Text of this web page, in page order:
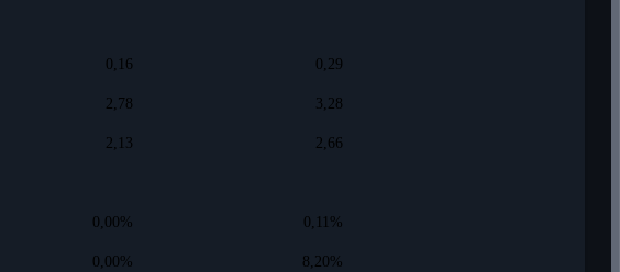
0,16 0,29
2,78 3,28
2,13 2,66
0,00% 0,11%
0,00% 8,20%